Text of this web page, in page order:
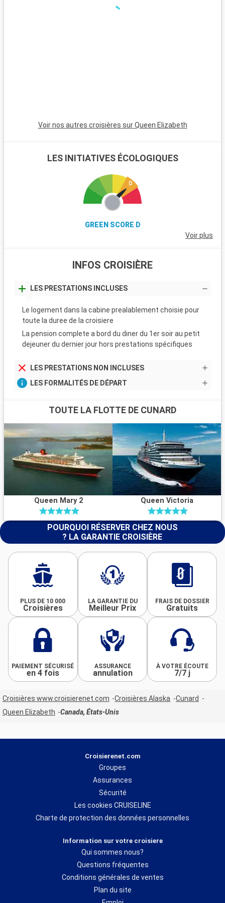
Voir nos autres croisières sur Queen Elizabeth
LES INITIATIVES ÉCOLOGIQUES
GREEN SCORE D
Voir plus
INFOS CROISIÈRE
LES PRESTATIONS INCLUSES
Le logement dans la cabine prealablement choisie pour
toute la duree de la croisiere
La pension complete a bord du diner du 1er soir au petit
dejeuner du dernier jour hors prestations spécifiques
LES PRESTATIONS NON INCLUSES
LES FORMALITÉS DE DÉPART
TOUTE LA FLOTTE DE CUNARD
Queen Mary 2 Queen Victoria
POURQUOI RÉSERVER CHEZ NOUS
? LA GARANTIE CROISIÈRE
PLUS DE 10 000
Croisières
LA GARANTIE DU
Meilleur Prix
FRAIS DE DOSSIER
Gratuits
PAIEMENT SÉCURISÉ
en 4 fois
ASSURANCE
annulation
À VOTRE ÉCOUTE
7/7 j
Croisières www.croisierenet.com Croisières Alaska
Cunard
Queen Elizabeth
Canada, États-Unis
Croisierenet.com
Groupes
Assurances
Sécurité
Les cookies CRUISELINE
Charte de protection des données personnelles
Information sur votre croisiere
Qui sommes nous?
Questions fréquentes
Conditions générales de ventes
Plan du site